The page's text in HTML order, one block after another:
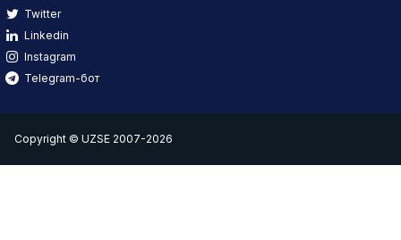
Twitter
Linkedin
Instagram
Telegram-бот
Copyright © UZSE 2007-2026